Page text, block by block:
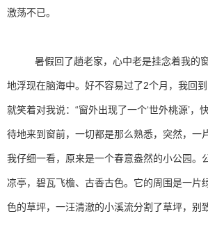
激荡不已。
暑假回了趟老家，心中老是挂念着我的窗
地浮现在脑海中。好不容易过了2个月，我回
就笑着对我说：“窗外出现了一个‘世外桃源’，
待地来到窗前，一切都是那么熟悉，突然，一
我仔细一看，原来是一个春意盎然的小公园。
凉亭，碧瓦飞檐、古香古色。它的周围是一片
色的草坪，一汪清澈的小溪流分割了草坪，别